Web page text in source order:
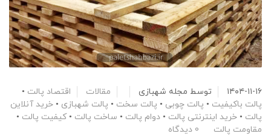
۱۴۰۴-۱۱-۱۶ توسط مجله شهبازی مقالات اقتصاد پالت •
پالت باکیفیت • پالت چوبی • پالت سخت • پالت شهبازی • خرید آنلاین
پالت • خرید اینترنتی پالت • دوام پالت • ساخت پالت •کیفیت پالت •
مقاومت پالت
0 دیدگاه